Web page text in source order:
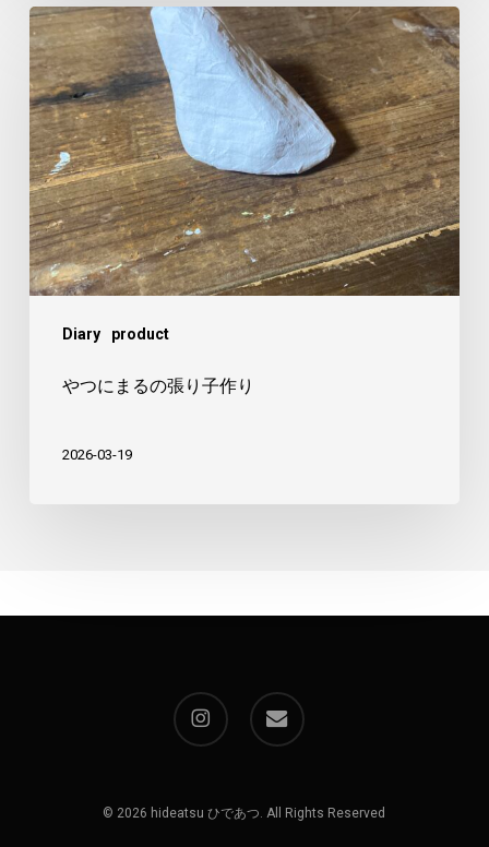
Diary product
や
つ
に
ま
る
の
張
り
子
やつにまるの張り子作り
2026-03-19
instagram email
© 2026 hideatsu ひであつ. All Rights Reserved